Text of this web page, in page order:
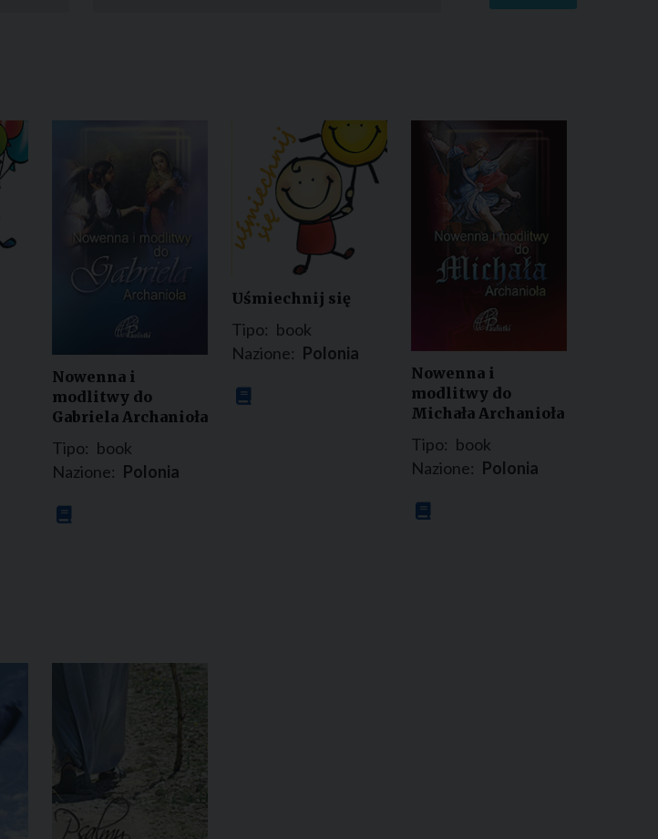
Nowenna i
modlitwy do
Gabriela Archanioła
Tipo: book
Nazione: Polonia
Uśmiechnij się
Tipo: book
Nazione: Polonia
Nowenna i
modlitwy do
Michała Archanioła
Tipo: book
Nazione: Polonia